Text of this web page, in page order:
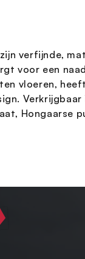
verfijnde,
voor een
vloeren,
Verkrijgbaar
Hongaarse